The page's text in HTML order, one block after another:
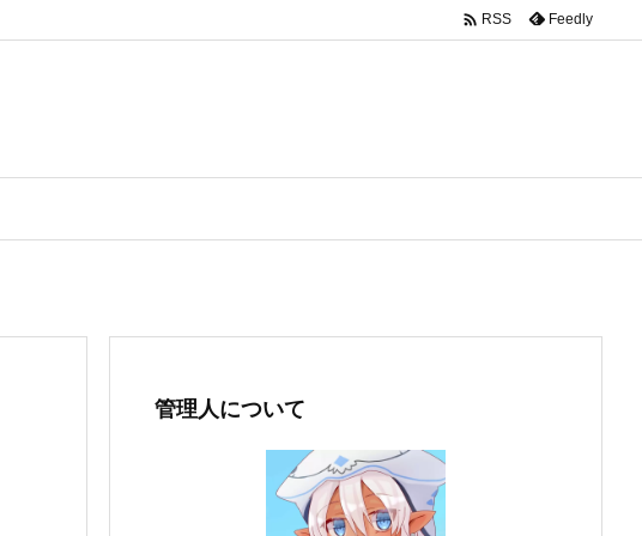
 RSS Feedly
管理人について